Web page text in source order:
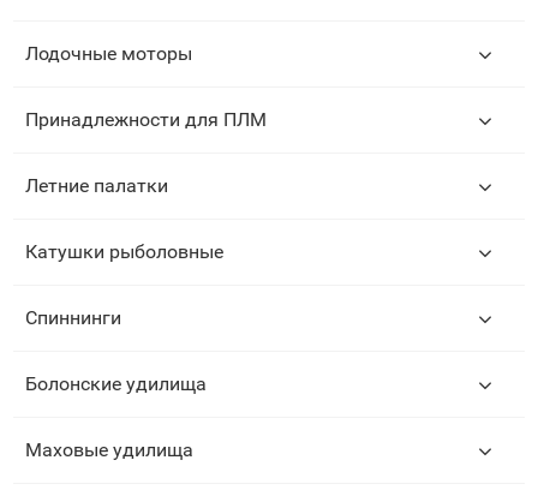
Лодочные моторы
Принадлежности для ПЛМ
Летние палатки
Катушки рыболовные
Спиннинги
Болонские удилища
Маховые удилища